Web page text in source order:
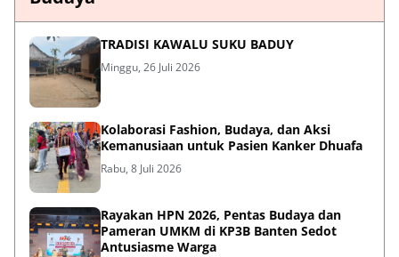
TRADISI KAWALU SUKU BADUY
Minggu, 26 Juli 2026
Kolaborasi Fashion, Budaya, dan Aksi
Kemanusiaan untuk Pasien Kanker Dhuafa
Rabu, 8 Juli 2026
Rayakan HPN 2026, Pentas Budaya dan
Pameran UMKM di KP3B Banten Sedot
Antusiasme Warga